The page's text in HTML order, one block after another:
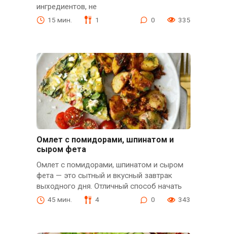
ингредиентов, не
15 мин. 1 0 335
Омлет с помидорами, шпинатом и
сыром фета
Омлет с помидорами, шпинатом и сыром
фета — это сытный и вкусный завтрак
выходного дня. Отличный способ начать
45 мин. 4 0 343